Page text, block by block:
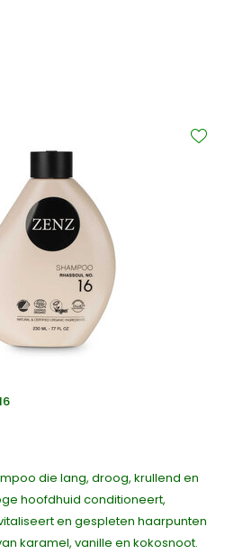
die lang, droog, krullend en
hoofdhuid conditioneert,
en gespleten haarpunten
karamel, vanille en kokosnoot.